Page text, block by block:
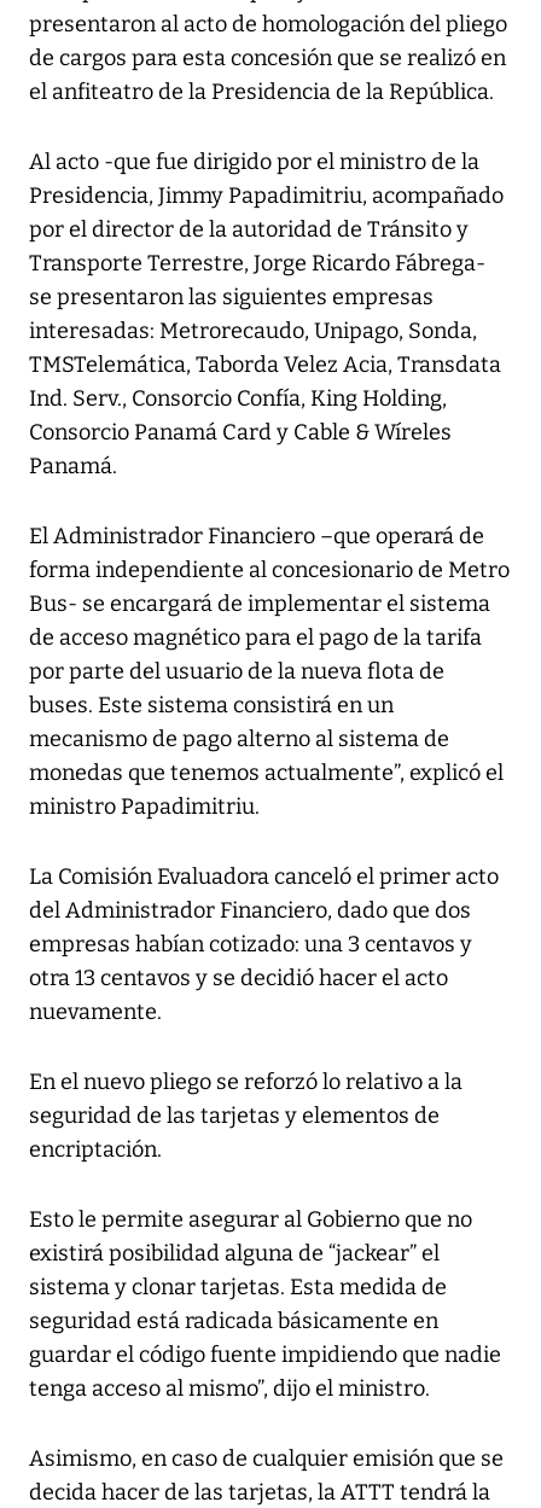
presentaron al acto de homologación del pliego
de cargos para esta concesión que se realizó en
el anfiteatro de la Presidencia de la República.
Al acto -que fue dirigido por el ministro de la
Presidencia, Jimmy Papadimitriu, acompañado
por el director de la autoridad de Tránsito y
Transporte Terrestre, Jorge Ricardo Fábrega-
se presentaron las siguientes empresas
interesadas: Metrorecaudo, Unipago, Sonda,
TMSTelemática, Taborda Velez Acia, Transdata
Ind. Serv., Consorcio Confía, King Holding,
Consorcio Panamá Card y Cable & Wíreles
Panamá.
El Administrador Financiero –que operará de
forma independiente al concesionario de Metro
Bus- se encargará de implementar el sistema
de acceso magnético para el pago de la tarifa
por parte del usuario de la nueva flota de
buses. Este sistema consistirá en un
mecanismo de pago alterno al sistema de
monedas que tenemos actualmente”, explicó el
ministro Papadimitriu.
La Comisión Evaluadora canceló el primer acto
del Administrador Financiero, dado que dos
empresas habían cotizado: una 3 centavos y
otra 13 centavos y se decidió hacer el acto
nuevamente.
En el nuevo pliego se reforzó lo relativo a la
seguridad de las tarjetas y elementos de
encriptación. ‎​
Esto le permite asegurar al Gobierno que no
existirá posibilidad alguna de “jackear” el
sistema y clonar tarjetas. Esta medida de
seguridad está radicada básicamente en
guardar el código fuente impidiendo que nadie
tenga acceso al mismo”, dijo el ministro.
Asimismo, en caso de cualquier emisión que se
decida hacer de las tarjetas, la ATTT tendrá la